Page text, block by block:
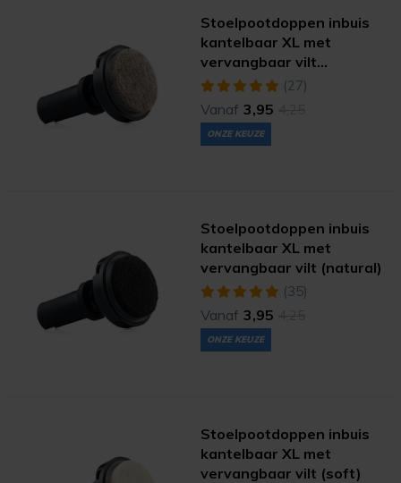
Stoelpootdoppen inbuis
kantelbaar XL met
vervangbaar vilt
(ultrasoft) (27)
Vanaf 3,95
ONZE KEUZE
Stoelpootdoppen inbuis
kantelbaar XL met
vervangbaar vilt (natural)
(35)
Vanaf 3,95
ONZE KEUZE
Stoelpootdoppen inbuis
kantelbaar XL met
vervangbaar vilt (soft)